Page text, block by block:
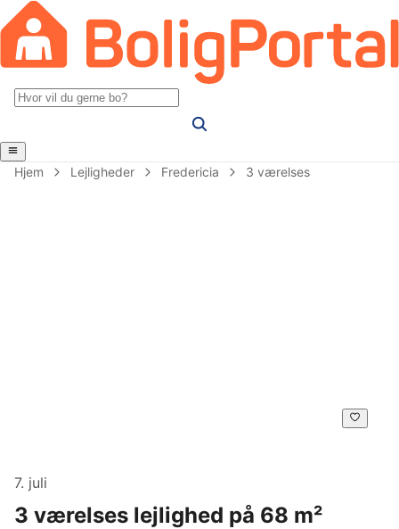
Hjem Lejligheder Fredericia 3 værelses
7. juli
3 værelses lejlighed på 68 m²